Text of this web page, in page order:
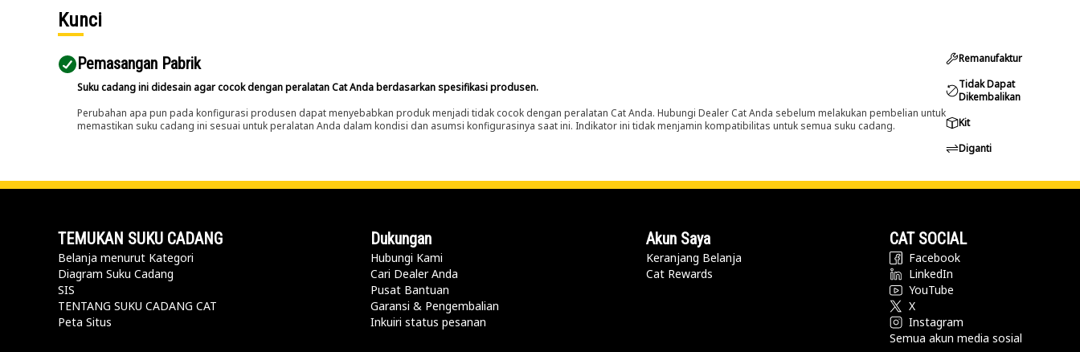
Kunci
Pemasangan Pabrik
Suku cadang ini didesain agar cocok dengan peralatan Cat Anda berdasarkan spesifikasi produsen.
Perubahan apa pun pada konfigurasi produsen dapat menyebabkan produk menjadi tidak cocok dengan peralatan Cat Anda. Hubungi Dealer Cat Anda sebelum melakukan pembelian untuk
memastikan suku cadang ini sesuai untuk peralatan Anda dalam kondisi dan asumsi konfigurasinya saat ini. Indikator ini tidak menjamin kompatibilitas untuk semua suku cadang.
Remanufaktur
Tidak Dapat
Dikembalikan
Kit
Diganti
TEMUKAN SUKU CADANG
Belanja menurut Kategori
Diagram Suku Cadang
SIS
TENTANG SUKU CADANG CAT
Peta Situs
Dukungan
Hubungi Kami
Cari Dealer Anda
Pusat Bantuan
Garansi & Pengembalian
Inkuiri status pesanan
Akun Saya
Keranjang Belanja
Cat Rewards
CAT SOCIAL
Facebook
LinkedIn
YouTube
X
Instagram
Semua akun media sosial